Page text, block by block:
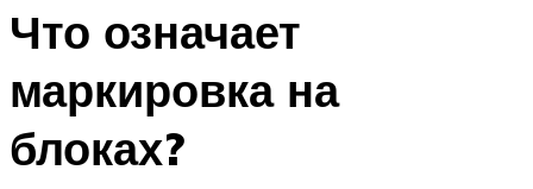
Что означает
маркировка на
блоках?